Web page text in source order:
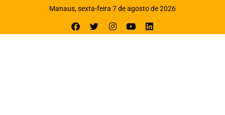
Manaus, sexta-feira 7 de agosto de 2026